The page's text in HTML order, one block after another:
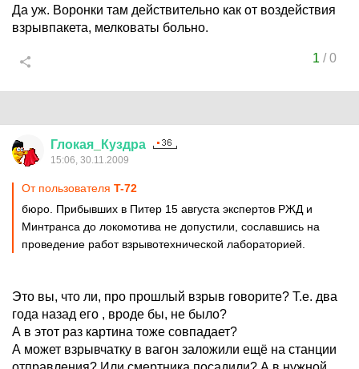
Да уж. Воронки там действительно как от воздействия
взрывпакета, мелковаты больно.
1 /0
Глокая Куздра
15:06, 30.11.2009
От пользователя T-72
бюро. Прибывших в Питер 15 августа экспертов РЖД и
Минтранса до локомотива не допустили, сославшись на
проведение работ взрывотехнической лабораторией.
Это вы, что ли, про прошлый взрыв говорите? Т.е. два
года назад его , вроде бы, не было?
А в этот раз картина тоже совпадает?
А может взрывчатку в вагон заложили ещё на станции